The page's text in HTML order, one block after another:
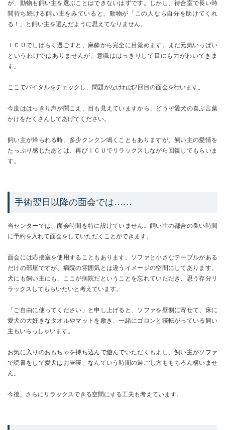
が、動物も飼い主を選ぶことはできないはずです。しかし、待合室で長い時
間待ち続ける飼い主をみていると、動物が「この人なら自分を助けてくれ
る！」と飼い主を選んだように思えてなりません。
ＩＣＵでしばらく過ごすと、麻酔から完全に目覚めます。まだ元気いっぱい
というわけではありませんが、意識ははっきりして目にも力がわいてきま
す。
ここでバイタルをチェックし、問題がなければ2回目の面会を行います。
今度ははっきり声が聞こえ、目も見えていますから、どうぞ愛犬の喜ぶ言葉
かけをたくさんしてあげてください。
飼い主が帰られる時、多少クンクン鳴くこともありますが、飼い主の愛情を
たっぷり感じたあとは、再びＩＣＵでリラックスしながら回復してもらいま
す。
手術翌日以降の面会では……
当センターでは、面会時間を特に設けていません。飼い主の都合の良い時間
に予約を入れて面会をしていただくことができます。
面会には応接室を使用することもあります。ソファと小さなテーブルがある
だけの部屋ですが、病院の雰囲気とは違うイメージの空間にしてあります。
犬にも飼い主にも、ここが病院だということを忘れていただき、思う存分リ
ラックスしてもらいたいと考えています。
「ご自由に使ってください」と申し上げると、ソファを壁側に寄せて、床に
愛犬の大好きなタオルやマットを敷き、一緒にゴロンと寝転がっている飼い
主もいらっしゃいます。
お気に入りのおもちゃを持ち込んで遊んでいただくもよし、飼い主がソファ
で読書をして愛犬はお昼寝、なんていう時間の過ごし方ももちろん構いませ
ん。
今後、さらにリラックスできる空間にする工夫も考えています。